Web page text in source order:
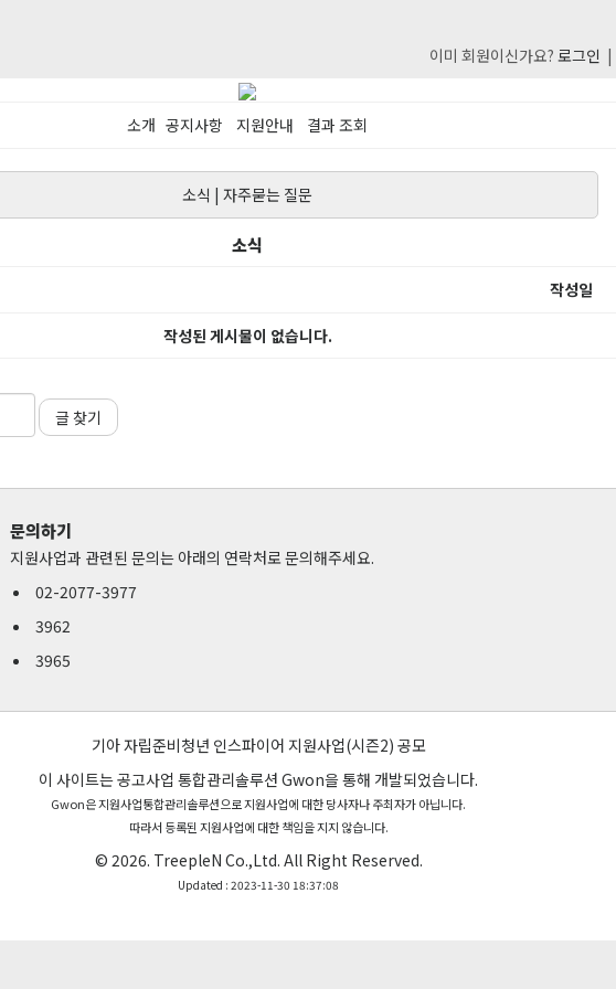
이미 회원이신가요? 로그인 |
소개 공지사항 지원안내 결과 조회
소식 | 자주묻는 질문
소식
작성일
작성된 게시물이 없습니다.
글 찾기
문의하기
지원사업과 관련된 문의는 아래의 연락처로 문의해주세요.
02-2077-3977
3962
3965
기아 자립준비청년 인스파이어 지원사업(시즌2) 공모
이 사이트는 공고사업 통합관리솔루션 Gwon을 통해 개발되었습니다.
Gwon은 지원사업통합관리솔루션으로 지원사업에 대한 당사자나 주최자가 아닙니다.
따라서 등록된 지원사업에 대한 책임을 지지 않습니다.
© 2026. TreepleN Co.,Ltd. All Right Reserved.
Updated : 2023-11-30 18:37:08